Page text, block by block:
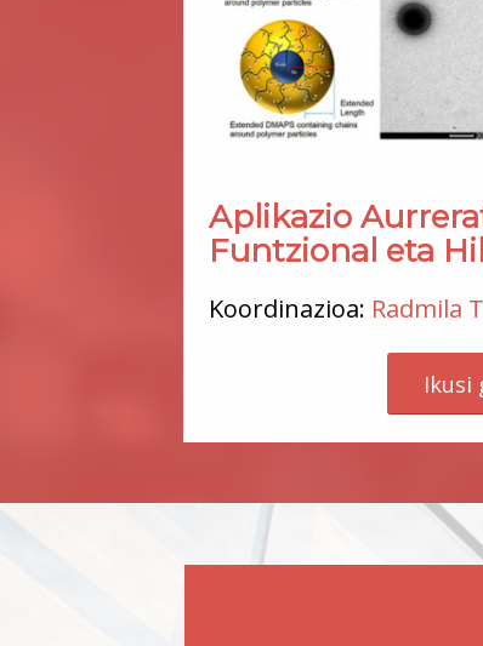
Aplikazio
Funtzional eta
Koordinazioa: Radmila
Ikusi